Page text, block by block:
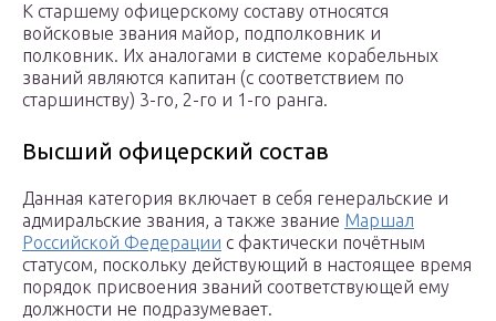
К старшему офицерскому составу относятся
войсковые звания майор, подполковник и
полковник. Их аналогами в системе корабельных
званий являются капитан (с соответствием по
старшинству) 3-го, 2-го и 1-го ранга.
Высший офицерский состав
Данная категория включает в себя генеральские и
адмиральские звания, а также звание Маршал
Российской Федерации с фактически почётным
статусом, поскольку действующий в настоящее время
порядок присвоения званий соответствующей ему
должности не подразумевает.